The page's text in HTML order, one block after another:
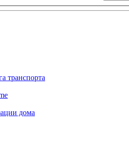
транспорта
дома